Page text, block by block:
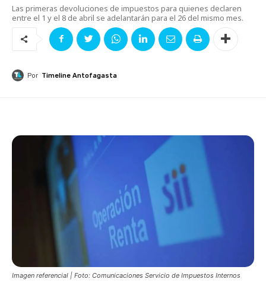
Las primeras devoluciones de impuestos para quienes declaren
entre el 1 y el 8 de abril se adelantarán para el 26 del mismo mes.
Por Timeline Antofagasta
Imagen referencial | Foto: Comunicaciones Servicio de Impuestos Internos